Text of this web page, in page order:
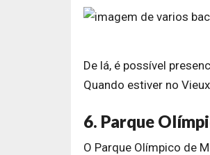
De lá, é possível
Quando estiver no
6. Parque
O Parque Olímpico de